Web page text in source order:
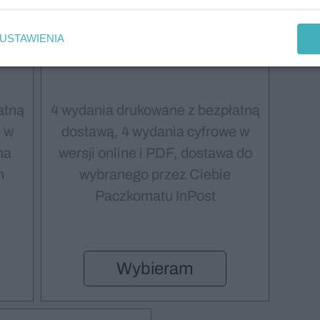
w
4 wydania drukowane z bezpłatną
dostawą, 4 wydania cyfrowe w
wersji online i PDF, dostawa do
wybranego przez Ciebie
Paczkomatu InPost
Wybieram
USTAWIENIA